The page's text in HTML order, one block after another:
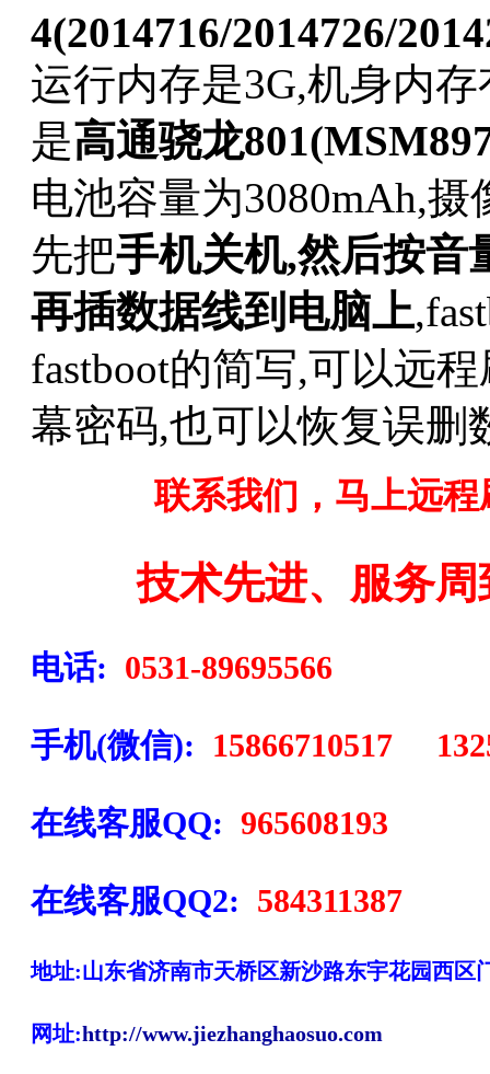
4(2014716/2014726/
运行内存是3G,机身内
是高通骁龙
电池容量为3080mAh,
先把手机关机,然后按音
再插数据线到电脑上
fastboot的简写,可以远
幕密码,也可以恢复误删
联系我们，马上远
技术先进、服务
电话: 0531-89695566
手机(微信): 15866710517
在线客服QQ: 965608193
在线客服QQ2: 584311387
地址:山东省济南市天桥区新沙路东宇花园西区
网址:http://www.jiezhanghaosuo.com